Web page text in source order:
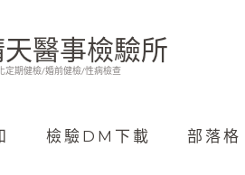
天醫事檢驗所
定期健檢/婚前健檢/性病檢查
檢驗DM下載 部落格